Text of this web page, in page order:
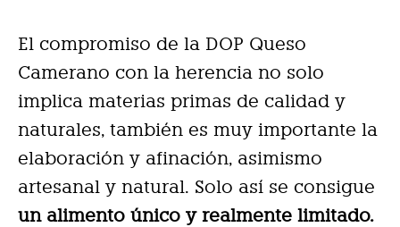
El compromiso de la DOP Queso
Camerano con la herencia no solo
implica materias primas de calidad y
naturales, también es muy importante la
elaboración y afinación, asimismo
artesanal y natural. Solo así se consigue
un alimento único y realmente limitado.